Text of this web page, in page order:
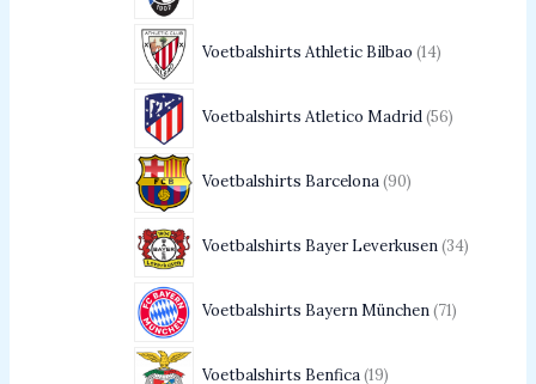
Voetbalshirts Athletic Bilbao 14
Voetbalshirts Atletico Madrid 56
Voetbalshirts Barcelona 90
Voetbalshirts Bayer Leverkusen 34
Voetbalshirts Bayern München 71
Voetbalshirts Benfica 19